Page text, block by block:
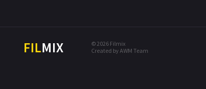
FILMIX
© 2026 Filmix
Created by AWM Team